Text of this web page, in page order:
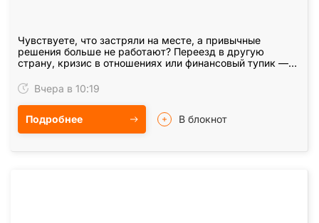
Чувствуете, что застряли на месте, а привычные
решения больше не работают? Переезд в другую
страну, кризис в отношениях или финансовый тупик —
вам…Вчера в 10:19
Подробнее В блокнот